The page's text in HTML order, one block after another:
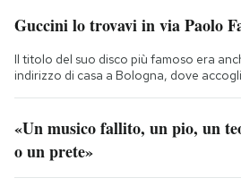
Guccini lo trovavi in via Paolo
Il titolo del suo disco più famoso era
indirizzo di casa a Bologna, dove
«Un musico fallito, un pio, un
o un prete»